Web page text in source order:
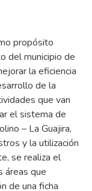
propósito
del municipio de
la eficiencia
de la
que van
el sistema de
– La Guajira,
y la utilización
se realiza el
áreas que
de una ficha